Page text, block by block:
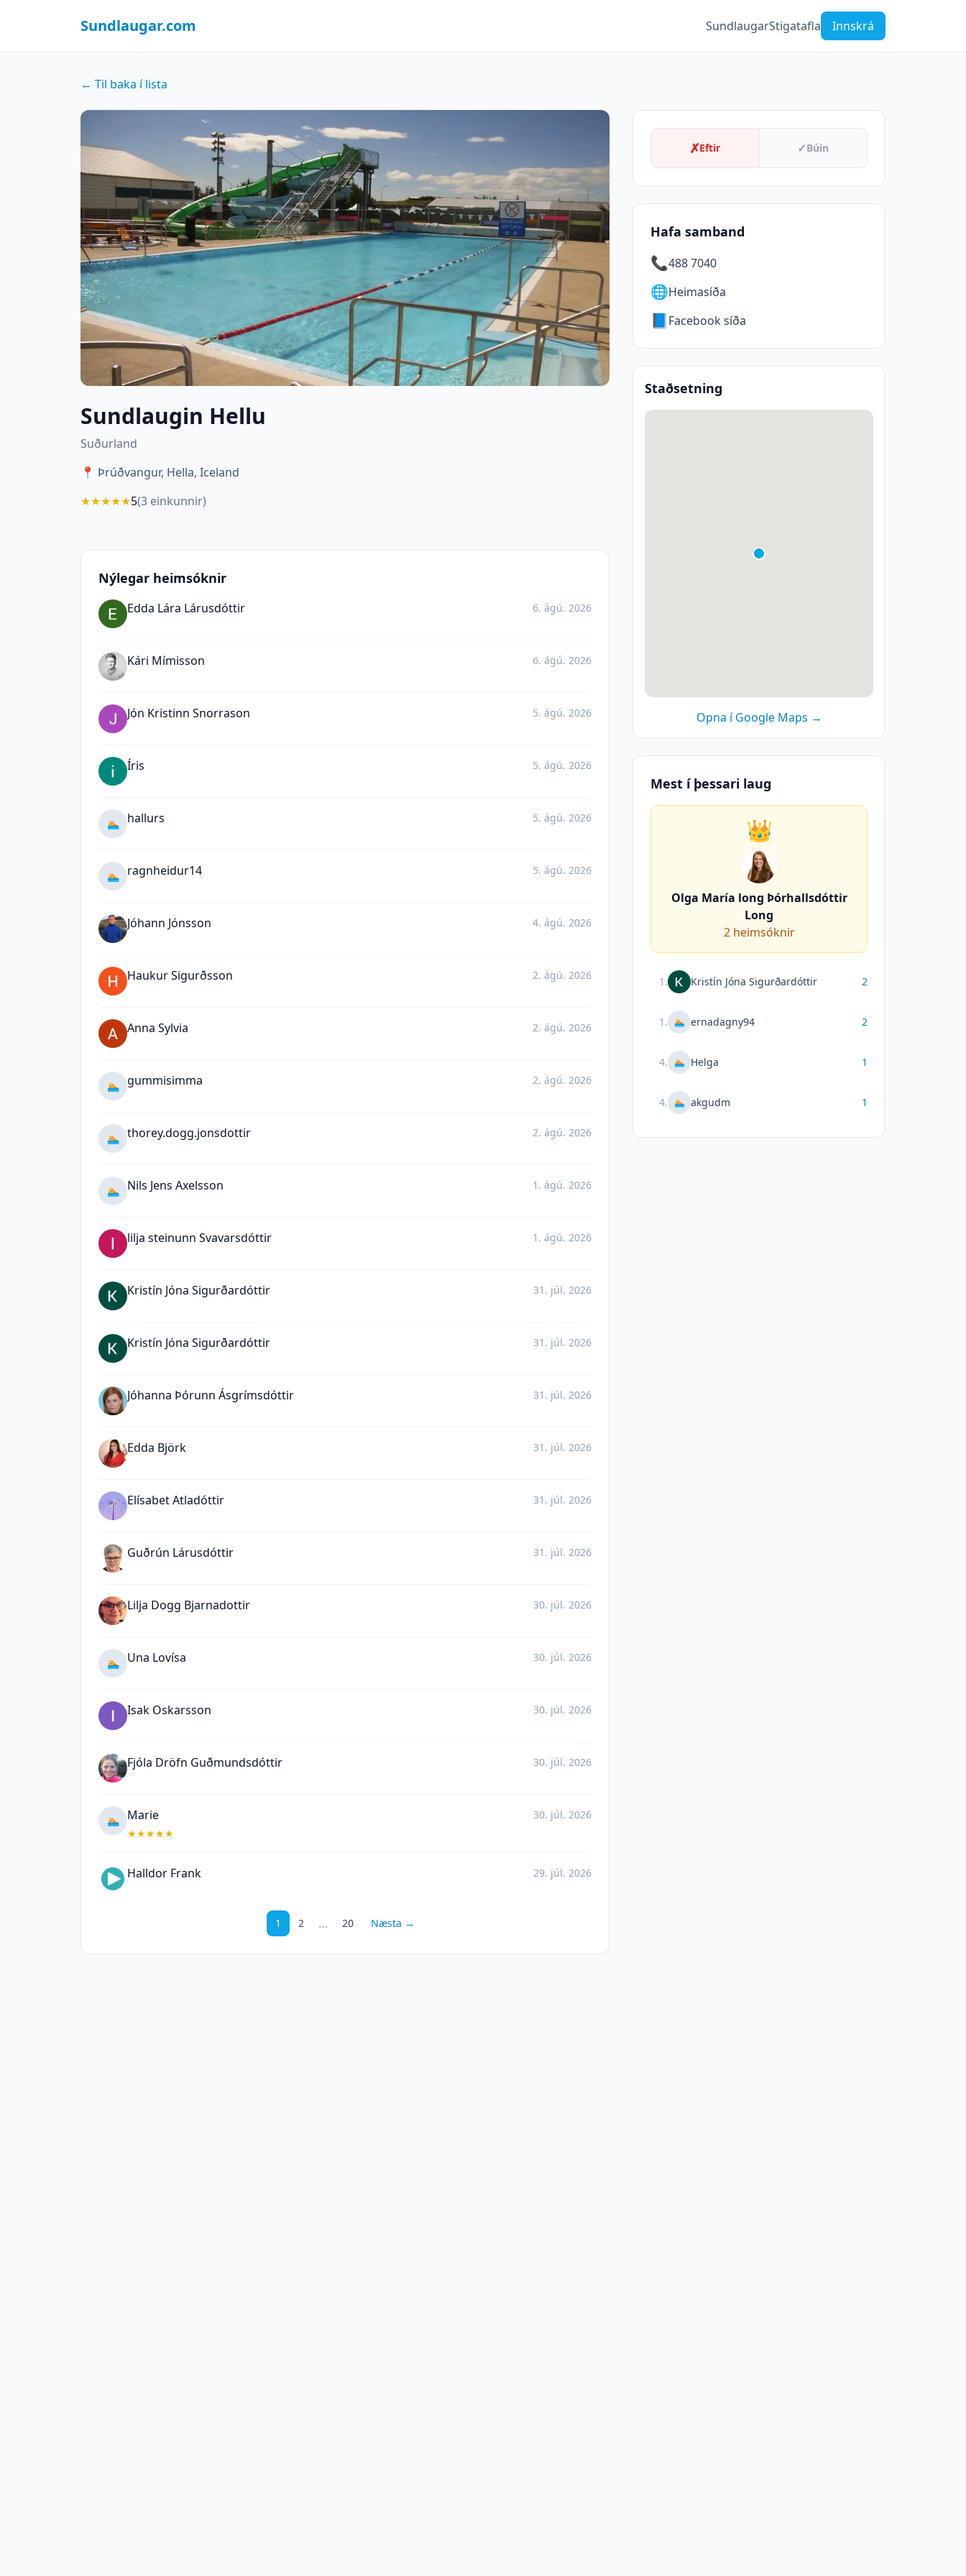
Sundlaugar.com SundlaugarStigatafla Innskrá
← Til baka í lista
Sundlaugin Hellu
Suðurland
📍 Þrúðvangur, Hella, Iceland
★★★★★5(3 einkunnir)
✗Eftir ✓Búin
Hafa samband
📞488 7040
🌐Heimasíða
📘Facebook síða
Staðsetning
Opna í Google Maps →
Mest í þessari laug
👑
Olga María long Þórhallsdóttir
Long
2 heimsóknir
1 . Kristín Jóna Sigurðardóttir 2
1 . 🏊 ernadagny94 2
4. 🏊 Helga 1
4. 🏊 akgudm 1
Nýlegar heimsóknir
Edda Lára Lárusdóttir 6. ágú. 2026
Kári Mímisson 6. ágú. 2026
Jón Kristinn Snorrason 5. ágú. 2026
Íris 5. ágú. 2026
🏊 hallurs 5. ágú. 2026
🏊 ragnheidur14 5. ágú. 2026
Jóhann Jónsson 4. ágú. 2026
Haukur Sigurðsson 2. ágú. 2026
Anna Sylvia 2. ágú. 2026
🏊 gummisimma 2. ágú. 2026
🏊 thorey.dogg.jonsdottir 2. ágú. 2026
🏊 Nils Jens Axelsson 1. ágú. 2026
lilja steinunn Svavarsdóttir 1. ágú. 2026
Kristín Jóna Sigurðardóttir 31. júl. 2026
Kristín Jóna Sigurðardóttir 31. júl. 2026
Jóhanna Þórunn Ásgrímsdóttir 31. júl. 2026
Edda Björk 31. júl. 2026
Elísabet Atladóttir 31. júl. 2026
Guðrún Lárusdóttir 31. júl. 2026
Lilja Dogg Bjarnadottir 30. júl. 2026
🏊 Una Lovísa 30. júl. 2026
Isak Oskarsson 30. júl. 2026
Fjóla Dröfn Guðmundsdóttir 30. júl. 2026
🏊 Marie
30. júl. 2026
★★★★★
Halldor Frank 29. júl. 2026
1 2 … 20 Næsta →